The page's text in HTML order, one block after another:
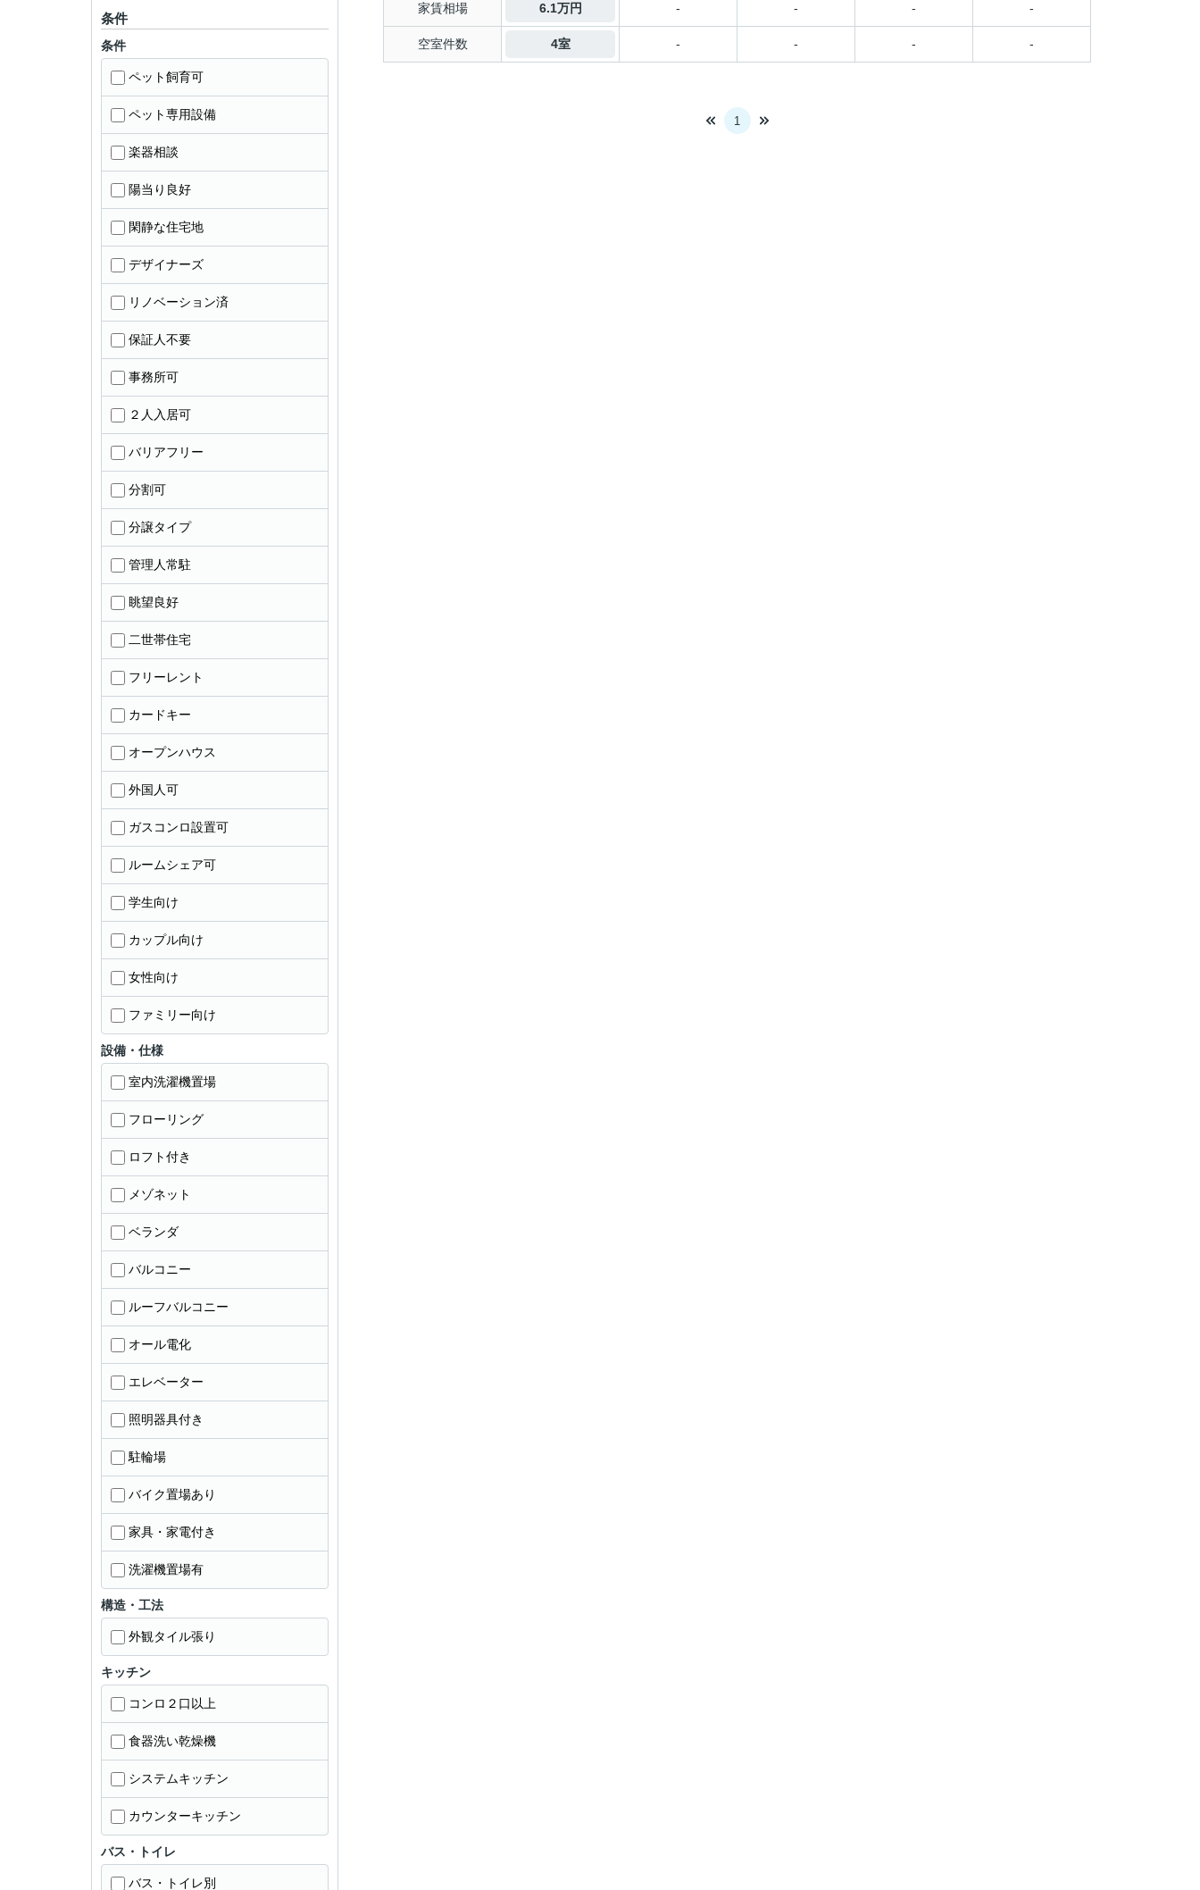
家賃相場 6.1万円 - - - -
空室件数 4室 - - - -
1
条件
条件
ペット飼育可
ペット専用設備
楽器相談
陽当り良好
閑静な住宅地
デザイナーズ
リノベーション済
保証人不要
事務所可
２人入居可
バリアフリー
分割可
分譲タイプ
管理人常駐
眺望良好
二世帯住宅
フリーレント
カードキー
オープンハウス
外国人可
ガスコンロ設置可
ルームシェア可
学生向け
カップル向け
女性向け
ファミリー向け
設備・仕様
室内洗濯機置場
フローリング
ロフト付き
メゾネット
ベランダ
バルコニー
ルーフバルコニー
オール電化
エレベーター
照明器具付き
駐輪場
バイク置場あり
家具・家電付き
洗濯機置場有
構造・工法
外観タイル張り
キッチン
コンロ２口以上
食器洗い乾燥機
システムキッチン
カウンターキッチン
バス・トイレ
バス・トイレ別